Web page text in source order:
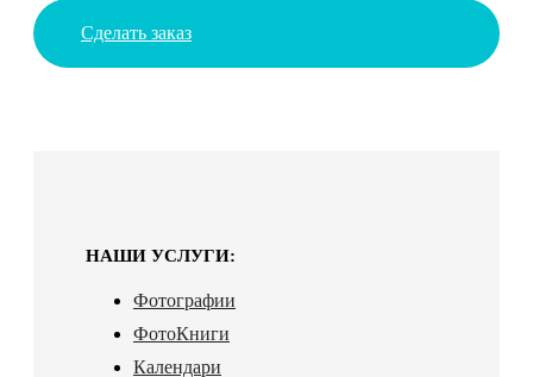
Сделать заказ
НАШИ УСЛУГИ:
Фотографии
ФотоКниги
Календари